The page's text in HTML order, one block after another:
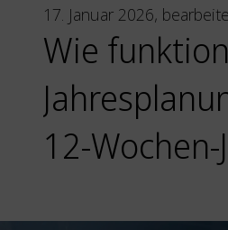
17. Januar 2026,
Wie
12-Wochen-